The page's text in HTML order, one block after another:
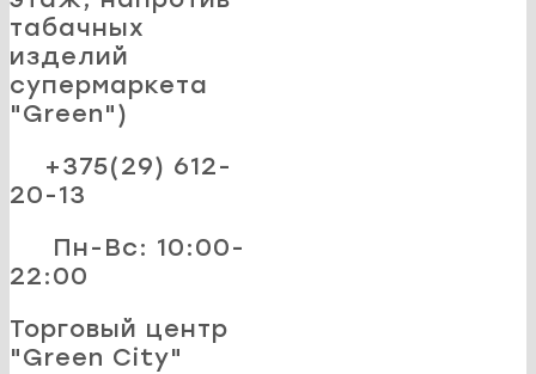
табачных
изделий
супермаркета
"Green")
+375(29) 612-
20-13
Пн-Вс: 10:00-
22:00
Торговый центр
"Green City"